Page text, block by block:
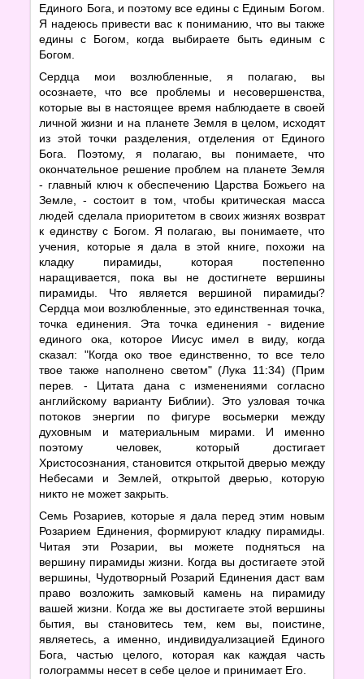
Единого Бога, и поэтому все едины с Единым Богом.
Я надеюсь привести вас к пониманию, что вы также
едины с Богом, когда выбираете быть единым с
Богом.
Сердца мои возлюбленные, я полагаю, вы
осознаете, что все проблемы и несовершенства,
которые вы в настоящее время наблюдаете в своей
личной жизни и на планете Земля в целом, исходят
из этой точки разделения, отделения от Единого
Бога. Поэтому, я полагаю, вы понимаете, что
окончательное решение проблем на планете Земля
- главный ключ к обеспечению Царства Божьего на
Земле, - состоит в том, чтобы критическая масса
людей сделала приоритетом в своих жизнях возврат
к единству с Богом. Я полагаю, вы понимаете, что
учения, которые я дала в этой книге, похожи на
кладку пирамиды, которая постепенно
наращивается, пока вы не достигнете вершины
пирамиды. Что является вершиной пирамиды?
Сердца мои возлюбленные, это единственная точка,
точка единения. Эта точка единения - видение
единого ока, которое Иисус имел в виду, когда
сказал: "Когда око твое единственно, то все тело
твое также наполнено светом" (Лука 11:34) (Прим
перев. - Цитата дана с изменениями согласно
английскому варианту Библии). Это узловая точка
потоков энергии по фигуре восьмерки между
духовным и материальным мирами. И именно
поэтому человек, который достигает
Христосознания, становится открытой дверью между
Небесами и Землей, открытой дверью, которую
никто не может закрыть.
Семь Розариев, которые я дала перед этим новым
Розарием Единения, формируют кладку пирамиды.
Читая эти Розарии, вы можете подняться на
вершину пирамиды жизни. Когда вы достигаете этой
вершины, Чудотворный Розарий Единения даст вам
право возложить замковый камень на пирамиду
вашей жизни. Когда же вы достигаете этой вершины
бытия, вы становитесь тем, кем вы, поистине,
являетесь, а именно, индивидуализацией Единого
Бога, частью целого, которая как каждая часть
голограммы несет в себе целое и принимает Его.